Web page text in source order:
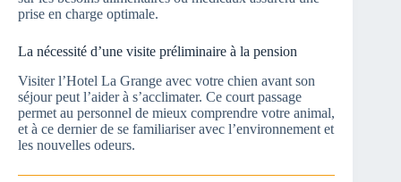
prise en charge optimale.
La nécessité d’une visite préliminaire à la pension
Visiter l’Hotel La Grange avec votre chien avant son
séjour peut l’aider à s’acclimater. Ce court passage
permet au personnel de mieux comprendre votre animal,
et à ce dernier de se familiariser avec l’environnement et
les nouvelles odeurs.